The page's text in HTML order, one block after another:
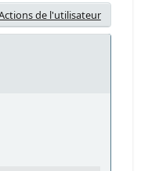
de l'utilisateur